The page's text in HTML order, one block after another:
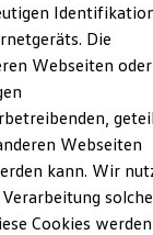
Die
Webseiten oder
Webseiten
kann. Wir
Cookies